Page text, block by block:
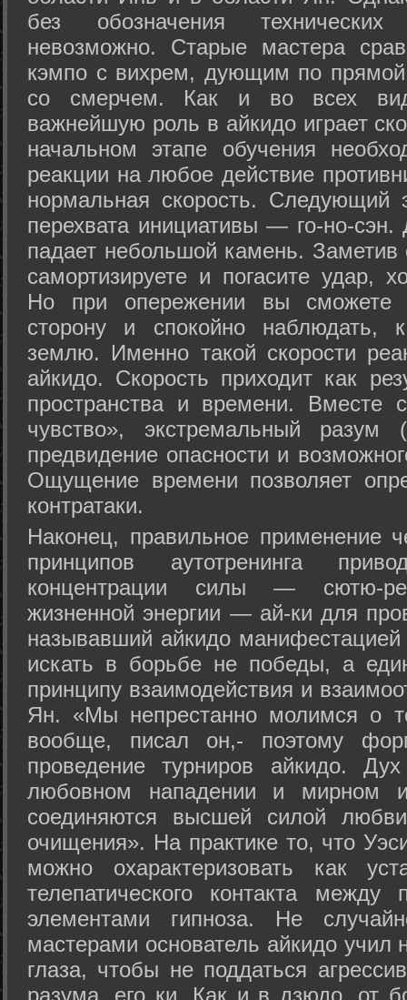
без обозначения
невозможно. Старые мастера
кэмпо с вихрем, дующим по
со смерчем. Как и во всех
важнейшую роль в айкидо играет
начальном этапе обучения
реакции на любое действие
нормальная скорость.
перехвата инициативы — го-но-
падает небольшой камень.
самортизируете и погасите удар,
Но при опережении вы сможете
сторону и спокойно наблюдать,
землю. Именно такой скорости
айкидо. Скорость приходит как
пространства и времени. Вместе
чувство», экстремальный разум
предвидение опасности и
Ощущение времени позволяет
контратаки.
Наконец, правильное применение
принципов аутотренинга
концентрации силы — сютю-
жизненной энергии — ай-ки для
называвший айкидо
искать в борьбе не победы, а
принципу взаимодействия и
Ян. «Мы непрестанно молимся о
вообще, писал он,- поэтому
проведение турниров айкидо.
любовном нападении и мирном
соединяются высшей силой
очищения». На практике то, что
можно охарактеризовать как
телепатического контакта между
элементами гипноза. Не
мастерами основатель айкидо учил
глаза, чтобы не поддаться
разума, его ки. Как и в дзюдо, от